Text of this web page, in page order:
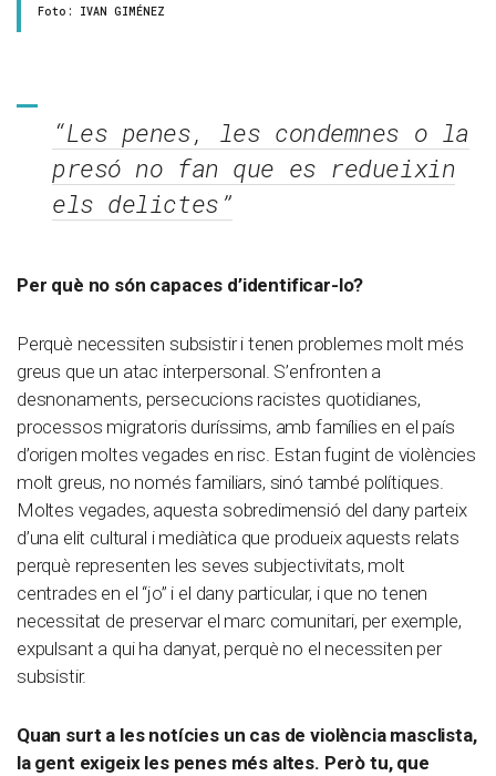
Foto: IVAN GIMÉNEZ
“Les penes, les condemnes o la
presó no fan que es redueixin
els delictes”
Per què no són capaces d’identificar-lo?
Perquè necessiten subsistir i tenen problemes molt més
greus que un atac interpersonal. S’enfronten a
desnonaments, persecucions racistes quotidianes,
processos migratoris duríssims, amb famílies en el país
d’origen moltes vegades en risc. Estan fugint de violències
molt greus, no només familiars, sinó també polítiques.
Moltes vegades, aquesta sobredimensió del dany parteix
d’una elit cultural i mediàtica que produeix aquests relats
perquè representen les seves subjectivitats, molt
centrades en el “jo” i el dany particular, i que no tenen
necessitat de preservar el marc comunitari, per exemple,
expulsant a qui ha danyat, perquè no el necessiten per
subsistir.
Quan surt a les notícies un cas de violència masclista,
la gent exigeix les penes més altes. Però tu, que